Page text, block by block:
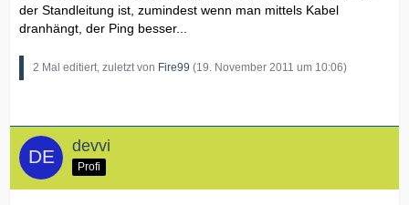
der Standleitung ist, zumindest wenn man mittels Kabel
dranhängt, der Ping besser...
2 Mal editiert, zuletzt von Fire99 (19. November 2011 um 10:06)
devvi
Profi